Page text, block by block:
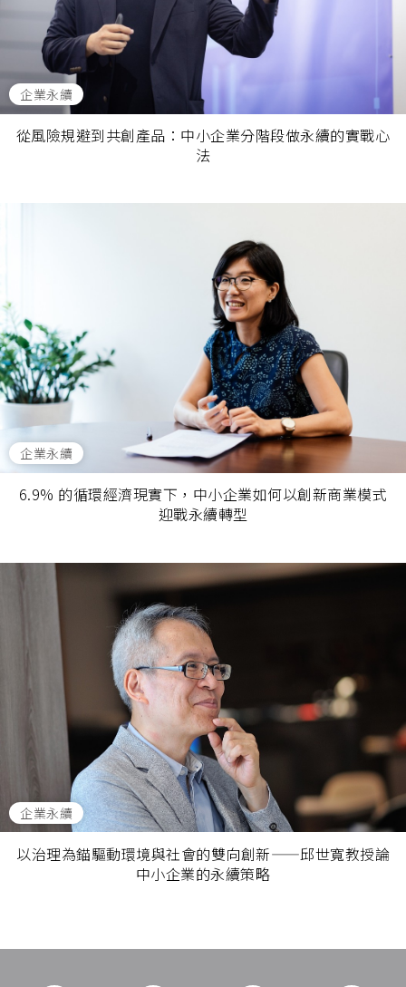
企業永續
從風險規避到共創產品：中小企業分階段做永續的實戰心
法
企業永續
6.9% 的循環經濟現實下，中小企業如何以創新商業模式
迎戰永續轉型
企業永續
以治理為錨驅動環境與社會的雙向創新——邱世寬教授論
中小企業的永續策略